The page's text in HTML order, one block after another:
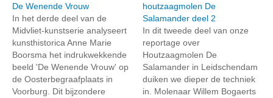
De Wenende Vrouw
In het derde deel van de
Midvliet-kunstserie analyseert
kunsthistorica Anne Marie
Boorsma het indrukwekkende
beeld 'De Wenende Vrouw' op
de Oosterbegraafplaats in
Voorburg. Dit bijzondere
houtzaagmolen De
Salamander deel 2
In dit tweede deel van onze
reportage over
Houtzaagmolen De
Salamander in Leidschendam
duiken we dieper de techniek
in. Molenaar Willem Bogaerts